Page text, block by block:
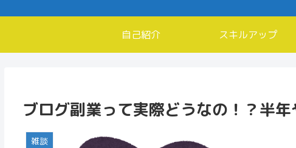
自己紹介 スキルアップ
ブログ副業って実際どうなの！？半
雑談